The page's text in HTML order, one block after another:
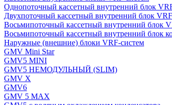
Однопоточный кассетный внутренний блок
Двухпоточный кассетный внутренний блок
Восьмипоточный кассетный внутренний блок
Восьмипоточный кассетный внутренний блок
Наружные (внешние) блоки VRF-систем
GMV Mini Star
GMV5 MINI
GMV5 НЕМОДУЛЬНЫЙ (SLIM)
GMV X
GMV6
GMV 5 MAX